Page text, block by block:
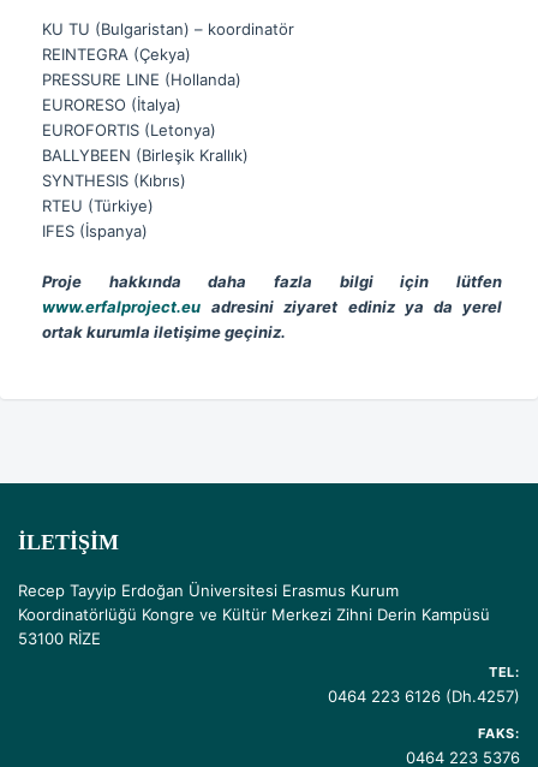
KU TU (Bulgaristan) – koordinatör
REINTEGRA (Çekya)
PRESSURE LINE (Hollanda)
EURORESO (İtalya)
EUROFORTIS (Letonya)
BALLYBEEN (Birleşik Krallık)
SYNTHESIS (Kıbrıs)
RTEU (Türkiye)
IFES (İspanya)
Proje hakkında daha fazla bilgi için lütfen
www.erfalproject.eu adresini ziyaret ediniz ya da yerel
ortak kurumla iletişime geçiniz.
İLETIŞIM
Recep Tayyip Erdoğan Üniversitesi Erasmus Kurum
Koordinatörlüğü Kongre ve Kültür Merkezi Zihni Derin Kampüsü
53100 RİZE
TEL:
0464 223 6126 (Dh.4257)
FAKS:
0464 223 5376